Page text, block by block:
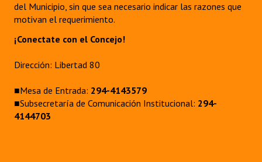
del Municipio, sin que sea necesario indicar las razones que
motivan el requerimiento.
¡Conectate con el Concejo!
Dirección: Libertad 80
■Mesa de Entrada: 294-4143579
■Subsecretaría de Comunicación Institucional: 294-
4144703